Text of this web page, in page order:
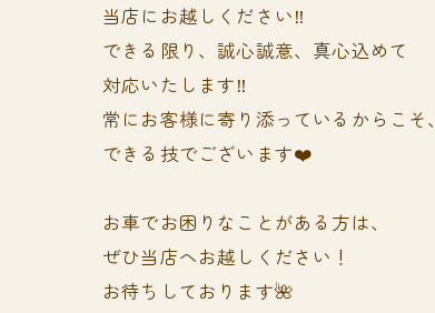
当店にお越しください‼️
できる限り、誠心誠意、真心込めて
対応いたします‼️
常にお客様に寄り添っているからこそ、
できる技でございます❤️
お車でお困りなことがある方は、
ぜひ当店へお越しください！
お待ちしております🌺